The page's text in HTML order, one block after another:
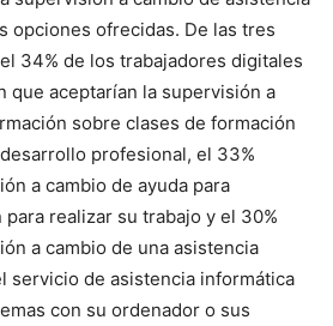
opciones ofrecidas. De las tres
34% de los trabajadores digitales
que aceptarían la supervisión a
sobre clases de formación
profesional, el 33%
a cambio de ayuda para
realizar su trabajo y el 30%
a cambio de una asistencia
servicio de asistencia informática
con su ordenador o sus